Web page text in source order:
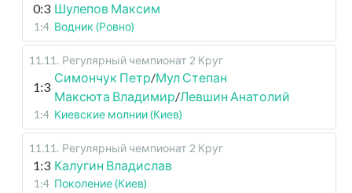
0:3 Шулепов Максим
1:4 Водник (Ровно)
11.11 . Регулярный чемпионат 2 Круг
1:3
Симончук Петр/Мул Степан
Максюта Владимир/Левшин Анатолий
1:4 Киевские молнии (Киев)
11.11 . Регулярный чемпионат 2 Круг
1:3 Калугин Владислав
1:4 Поколение (Киев)